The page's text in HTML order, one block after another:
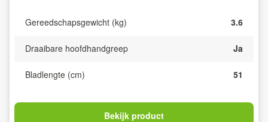
Gereedschapsgewicht (kg) 3.6
Draaibare hoofdhandgreep Ja
Bladlengte (cm) 51
Bekijk product